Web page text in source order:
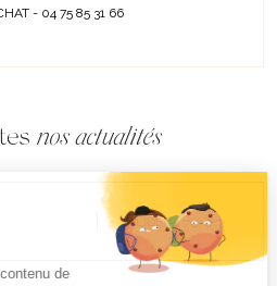
- 04 75 85 31 66
nos actualités
VALIDER